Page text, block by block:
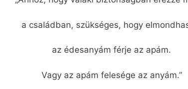
a családban, szükséges, hogy
az édesanyám férje az apám.
Vagy az apám felesége az anyám.”